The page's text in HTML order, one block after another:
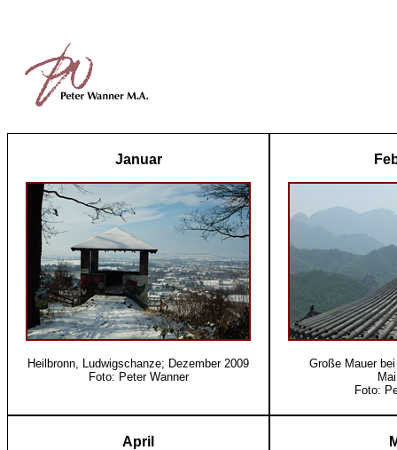
Januar
Heilbronn, Ludwigschanze; Dezember 2009
Foto: Peter Wanner
Große Mauer
Foto:
April